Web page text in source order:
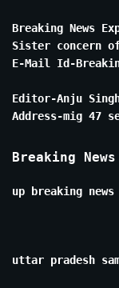
Breaking News
Sister concern
E-Mail Id-
Editor-Anju
Address-mig 47
Breaking
up breaking
uttar pradesh